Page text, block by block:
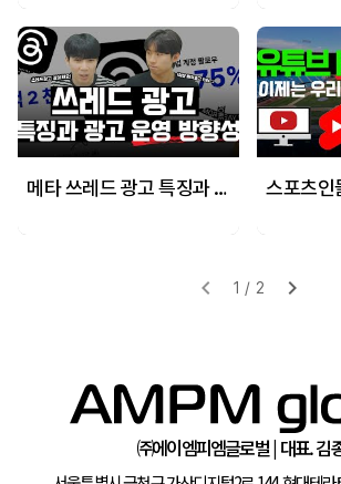
메타 쓰레드 광고 특징과 운영 방향성